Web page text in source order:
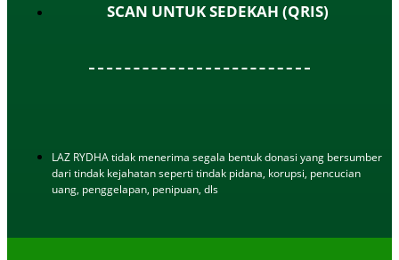
SCAN UNTUK SEDEKAH (QRIS)
LAZ RYDHA tidak menerima segala bentuk donasi yang bersumber
dari tindak kejahatan seperti tindak pidana, korupsi, pencucian
uang, penggelapan, penipuan, dls